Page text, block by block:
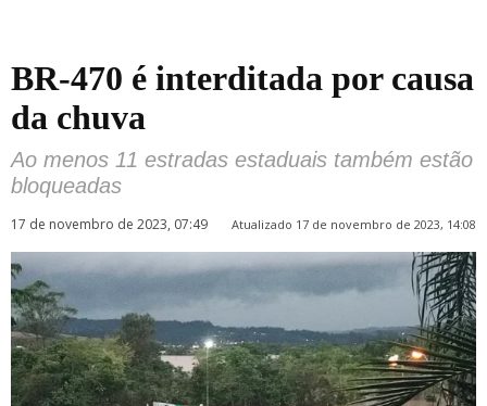
BR-470 é interditada por causa
da chuva
Ao menos 11 estradas estaduais também estão
bloqueadas
17 de novembro de 2023, 07:49 Atualizado 17 de novembro de 2023, 14:08